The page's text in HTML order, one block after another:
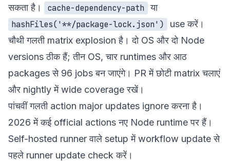
सकता है।
cache-dependency-path या
hashFiles('**/package-lock.json')
use करें।
चौथी गलती matrix explosion है। दो OS और दो Node
versions ठीक हैं; तीन OS, चार runtimes और आठ
packages से 96 jobs बन जाएंगे। PR में छोटी matrix चलाएं
और nightly में wide coverage रखें।
पांचवीं गलती action major updates ignore करना है।
2026 में कई official actions नए Node runtime पर हैं।
Self-hosted runner वाले setup में workflow update से
पहले runner update check करें।